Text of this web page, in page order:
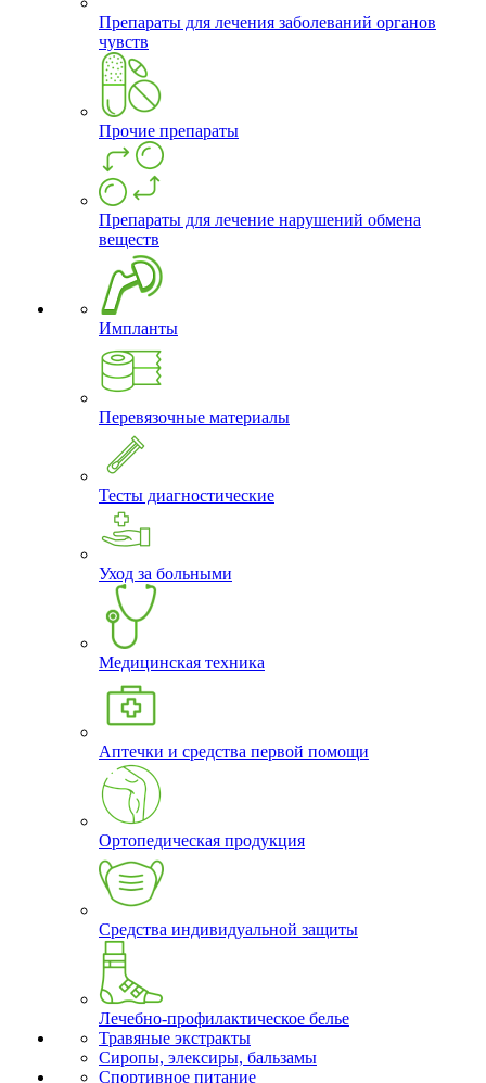
Препараты для лечения заболеваний органов
чувств
Прочие препараты
Препараты для лечение нарушений обмена
веществ
Импланты
Перевязочные материалы
Тесты диагностические
Уход за больными
Медицинская техника
Аптечки и средства первой помощи
Ортопедическая продукция
Средства индивидуальной защиты
Лечебно-профилактическое белье
Травяные экстракты
Сиропы, элексиры, бальзамы
Спортивное питание